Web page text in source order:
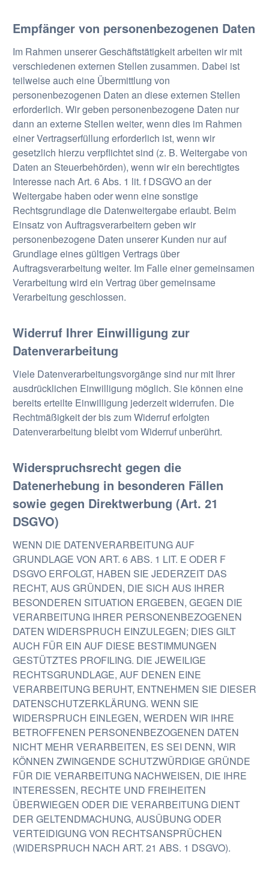
Empfänger von personenbezogenen Daten
Im Rahmen unserer Geschäftstätigkeit arbeiten wir mit
verschiedenen externen Stellen zusammen. Dabei ist
teilweise auch eine Übermittlung von
personenbezogenen Daten an diese externen Stellen
erforderlich. Wir geben personenbezogene Daten nur
dann an externe Stellen weiter, wenn dies im Rahmen
einer Vertragserfüllung erforderlich ist, wenn wir
gesetzlich hierzu verpflichtet sind (z. B. Weitergabe von
Daten an Steuerbehörden), wenn wir ein berechtigtes
Interesse nach Art. 6 Abs. 1 lit. f DSGVO an der
Weitergabe haben oder wenn eine sonstige
Rechtsgrundlage die Datenweitergabe erlaubt. Beim
Einsatz von Auftragsverarbeitern geben wir
personenbezogene Daten unserer Kunden nur auf
Grundlage eines gültigen Vertrags über
Auftragsverarbeitung weiter. Im Falle einer gemeinsamen
Verarbeitung wird ein Vertrag über gemeinsame
Verarbeitung geschlossen.
Widerruf Ihrer Einwilligung zur
Datenverarbeitung
Viele Datenverarbeitungsvorgänge sind nur mit Ihrer
ausdrücklichen Einwilligung möglich. Sie können eine
bereits erteilte Einwilligung jederzeit widerrufen. Die
Rechtmäßigkeit der bis zum Widerruf erfolgten
Datenverarbeitung bleibt vom Widerruf unberührt.
Widerspruchsrecht gegen die
Datenerhebung in besonderen Fällen
sowie gegen Direktwerbung (Art. 21
DSGVO)
WENN DIE DATENVERARBEITUNG AUF
GRUNDLAGE VON ART. 6 ABS. 1 LIT. E ODER F
DSGVO ERFOLGT, HABEN SIE JEDERZEIT DAS
RECHT, AUS GRÜNDEN, DIE SICH AUS IHRER
BESONDEREN SITUATION ERGEBEN, GEGEN DIE
VERARBEITUNG IHRER PERSONENBEZOGENEN
DATEN WIDERSPRUCH EINZULEGEN; DIES GILT
AUCH FÜR EIN AUF DIESE BESTIMMUNGEN
GESTÜTZTES PROFILING. DIE JEWEILIGE
RECHTSGRUNDLAGE, AUF DENEN EINE
VERARBEITUNG BERUHT, ENTNEHMEN SIE DIESER
DATENSCHUTZERKLÄRUNG. WENN SIE
WIDERSPRUCH EINLEGEN, WERDEN WIR IHRE
BETROFFENEN PERSONENBEZOGENEN DATEN
NICHT MEHR VERARBEITEN, ES SEI DENN, WIR
KÖNNEN ZWINGENDE SCHUTZWÜRDIGE GRÜNDE
FÜR DIE VERARBEITUNG NACHWEISEN, DIE IHRE
INTERESSEN, RECHTE UND FREIHEITEN
ÜBERWIEGEN ODER DIE VERARBEITUNG DIENT
DER GELTENDMACHUNG, AUSÜBUNG ODER
VERTEIDIGUNG VON RECHTSANSPRÜCHEN
(WIDERSPRUCH NACH ART. 21 ABS. 1 DSGVO).